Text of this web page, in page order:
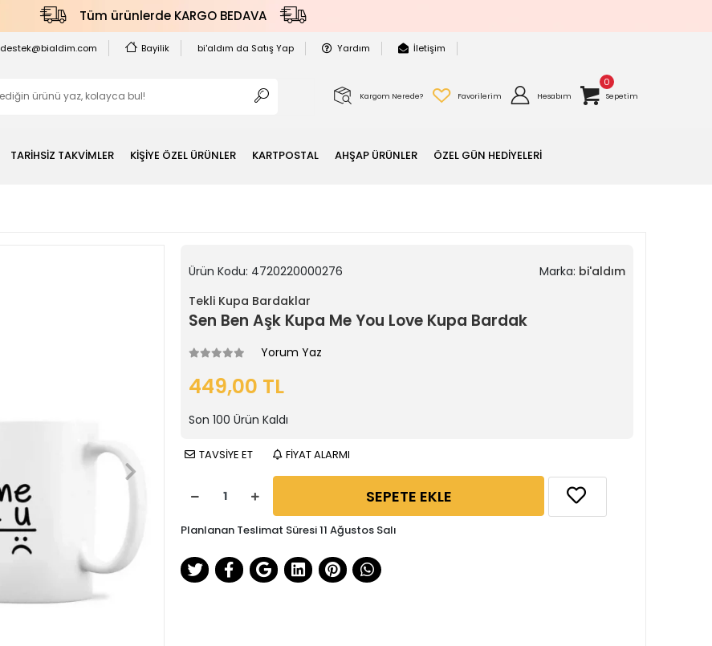
Tüm ürünlerde KARGO BEDAVA
destek@bialdim.com Bayilik bi'aldım da Satış Yap Yardım İletişim
Kargom Nerede? Favorilerim Hesabım
0
Sepetim
TARİHSİZ TAKVİMLER KİŞİYE ÖZEL ÜRÜNLER KARTPOSTAL AHŞAP ÜRÜNLER ÖZEL GÜN HEDİYELERİ
Ürün Kodu: 4720220000276 Marka: bi'aldım
Tekli Kupa Bardaklar
Sen Ben Aşk Kupa Me You Love Kupa Bardak
Yorum Yaz
449,00 TL
Son 100 Ürün Kaldı
TAVSİYE ET FİYAT ALARMI
SEPETE EKLE
Planlanan Teslimat Süresi 11 Ağustos Salı